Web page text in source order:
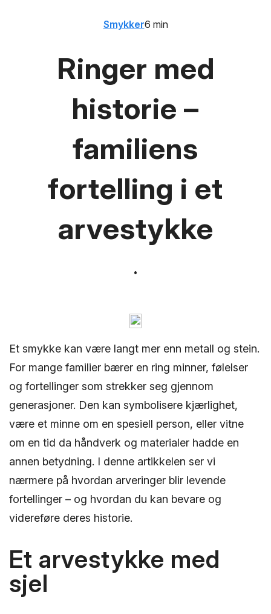
Ringer med
historie –
familiens
fortelling i et
arvestykke
Smykker6 min
Et smykke kan være langt mer enn metall og stein.
For mange familier bærer en ring minner, følelser
og fortellinger som strekker seg gjennom
generasjoner. Den kan symbolisere kjærlighet,
være et minne om en spesiell person, eller vitne
om en tid da håndverk og materialer hadde en
annen betydning. I denne artikkelen ser vi
nærmere på hvordan arveringer blir levende
fortellinger – og hvordan du kan bevare og
videreføre deres historie.
Et arvestykke med
sjel